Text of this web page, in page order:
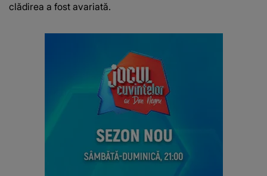
clădirea a fost avariată.